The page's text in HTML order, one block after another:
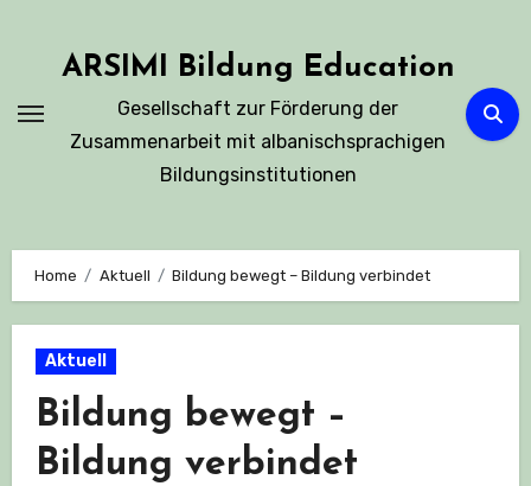
contentARSIMI Bildung Education
Gesellschaft zur Förderung der
Zusammenarbeit mit albanischsprachigen
Bildungsinstitutionen
Home Aktuell Bildung bewegt – Bildung verbindet
Aktuell
Bildung bewegt –
Bildung verbindet